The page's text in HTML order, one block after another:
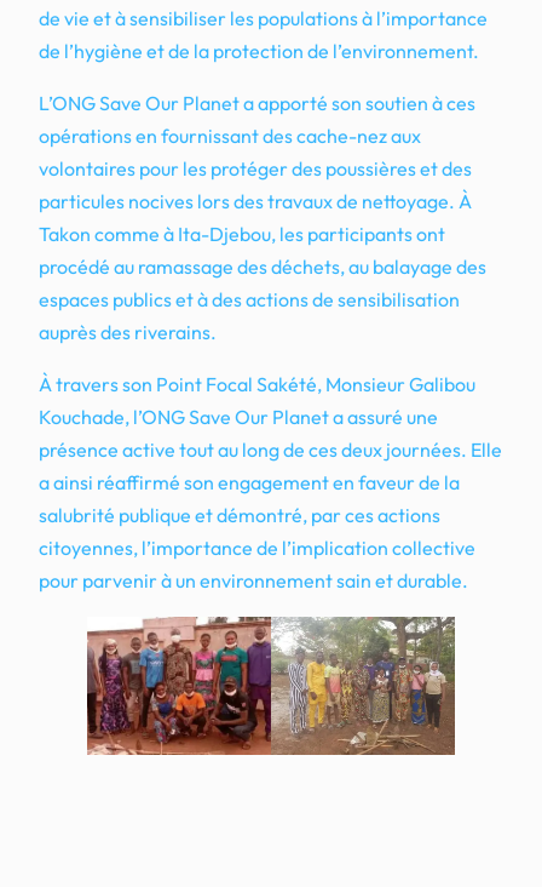
de vie et à sensibiliser les populations à l’importance
de l’hygiène et de la protection de l’environnement.
L’ONG Save Our Planet a apporté son soutien à ces
opérations en fournissant des cache-nez aux
volontaires pour les protéger des poussières et des
particules nocives lors des travaux de nettoyage. À
Takon comme à Ita-Djebou, les participants ont
procédé au ramassage des déchets, au balayage des
espaces publics et à des actions de sensibilisation
auprès des riverains.
À travers son Point Focal Sakété, Monsieur Galibou
Kouchade, l’ONG Save Our Planet a assuré une
présence active tout au long de ces deux journées. Elle
a ainsi réaffirmé son engagement en faveur de la
salubrité publique et démontré, par ces actions
citoyennes, l’importance de l’implication collective
pour parvenir à un environnement sain et durable.